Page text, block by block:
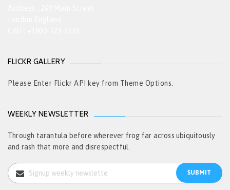
FLICKR GALLERY
Please Enter Flickr API key from Theme Options.
WEEKLY NEWSLETTER
Through tarantula before wherever frog far across ubiquitously
and rash that more and disrespectful.